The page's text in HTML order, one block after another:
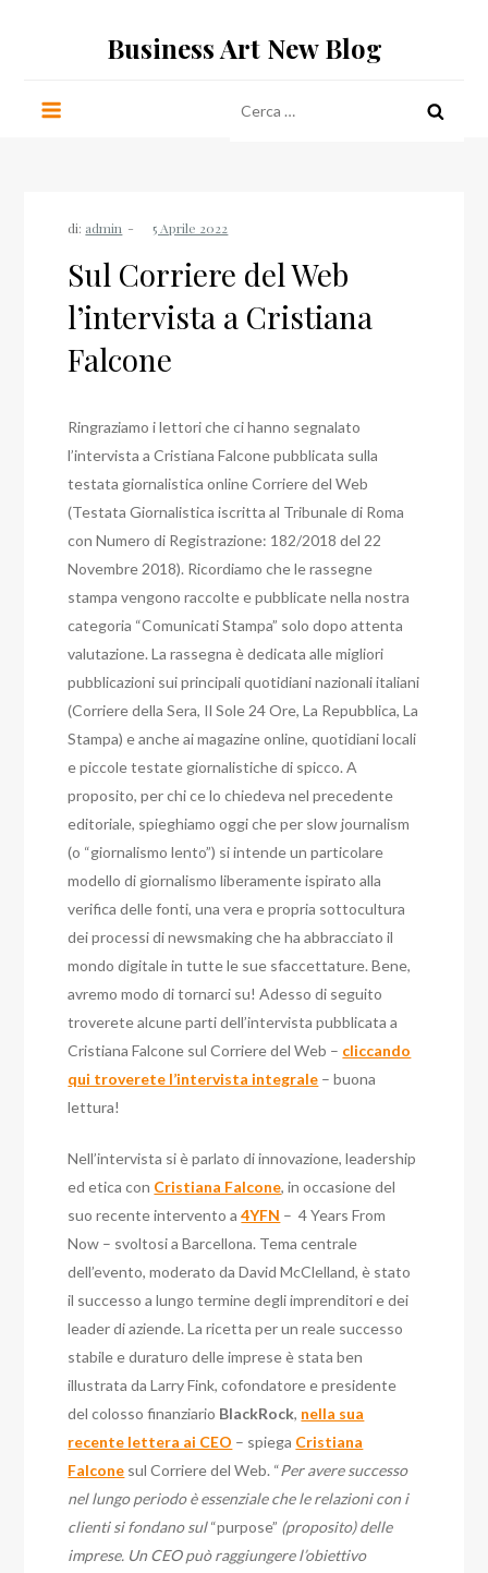
Business Art New Blog
per:
di: admin
Sul Corriere del Web
l’intervista a Cristiana
Falcone
Ringraziamo i lettori che ci hanno segnalato
l’intervista a Cristiana Falcone pubblicata sulla
testata giornalistica online Corriere del Web
(Testata Giornalistica iscritta al Tribunale di Roma
con Numero di Registrazione: 182/2018 del 22
Novembre 2018). Ricordiamo che le rassegne
stampa vengono raccolte e pubblicate nella nostra
categoria “Comunicati Stampa” solo dopo attenta
valutazione. La rassegna è dedicata alle migliori
pubblicazioni sui principali quotidiani nazionali italiani
(Corriere della Sera, Il Sole 24 Ore, La Repubblica, La
Stampa) e anche ai magazine online, quotidiani locali
e piccole testate giornalistiche di spicco. A
proposito, per chi ce lo chiedeva nel precedente
editoriale, spieghiamo oggi che per slow journalism
(o “giornalismo lento”) si intende un particolare
modello di giornalismo liberamente ispirato alla
verifica delle fonti, una vera e propria sottocultura
dei processi di newsmaking che ha abbracciato il
mondo digitale in tutte le sue sfaccettature. Bene,
avremo modo di tornarci su! Adesso di seguito
troverete alcune parti dell’intervista pubblicata a
Cristiana Falcone sul Corriere del Web – cliccando
qui troverete l’intervista integrale – buona
lettura!
Nell’intervista si è parlato di innovazione, leadership
ed etica con Cristiana Falcone, in occasione del
suo recente intervento a4YFN – 4 Years From
Now – svoltosi a Barcellona. Tema centrale
dell’evento, moderato da David McClelland, è stato
il successo a lungo termine degli imprenditori e dei
leader di aziende. La ricetta per un reale successo
stabile e duraturo delle imprese è stata ben
illustrata da Larry Fink, cofondatore e presidente
del colosso finanziario BlackRock, nella sua
recente lettera ai CEO – spiega Cristiana
Falcone sul Corriere del Web. “Per avere successo
nel lungo periodo è essenziale che le relazioni con i
clienti si fondano sul“purpose” (proposito) delle
imprese. Un CEO può raggiungere l’obiettivo